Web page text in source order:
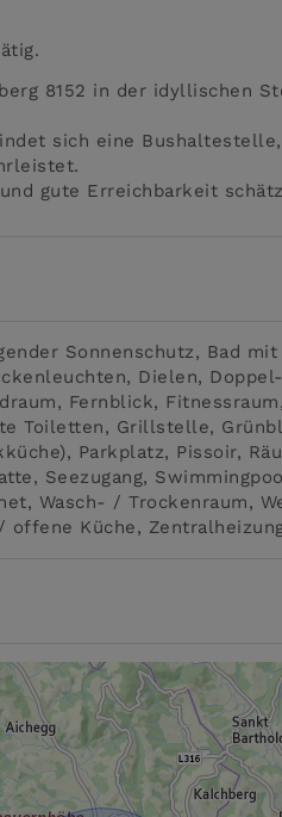
8152 in der idyllischen
sich eine
gute Erreichbarkeit
Sonnenschutz Bad
Dielen
Fernblick Fitnessraum
Toiletten Grillstelle
Parkplatz Pissoir
Seezugang
Wasch- / Trockenraum
offene Küche